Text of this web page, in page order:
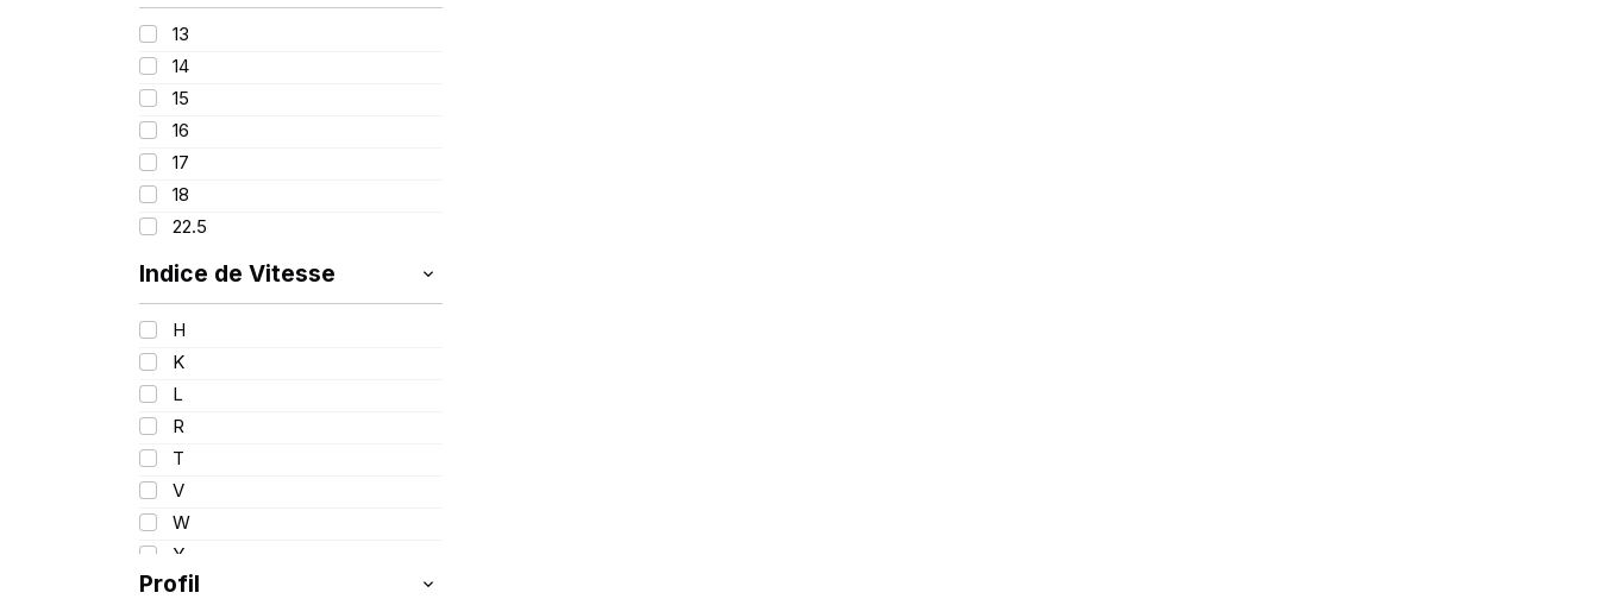
97
98
99
100
107/105
156/150
13
14
15
16
17
18
22.5
Indice de Vitesse
H
K
L
R
T
V
W
Y
Profil